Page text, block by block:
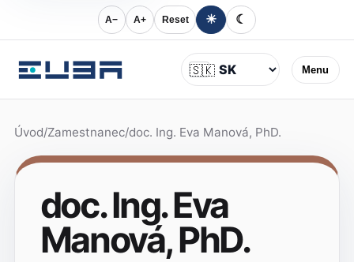
A− A+ Reset ☀ ☾
Menu
Jazyk
🇸🇰
Úvod/Zamestnanec/doc. Ing. Eva Manová, PhD.
doc. Ing. Eva
Manová, PhD.